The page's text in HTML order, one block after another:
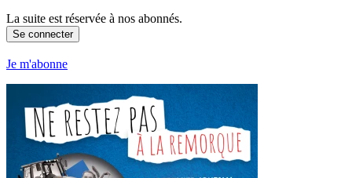
La suite est réservée à nos abonnés.
Se connecter
Je m'abonne